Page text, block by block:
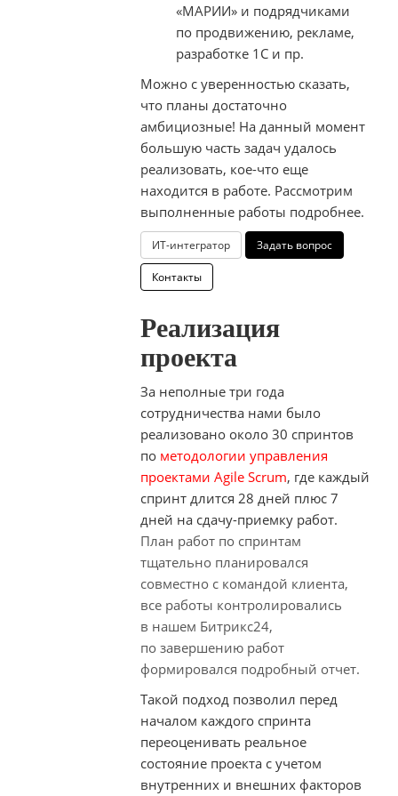
«МАРИИ» и подрядчиками
по продвижению, рекламе,
разработке 1С и пр.
Можно с уверенностью сказать,
что планы достаточно
амбициозные! На данный момент
большую часть задач удалось
реализовать, кое-что еще
находится в работе. Рассмотрим
выполненные работы подробнее.
ИТ-интегратор Задать вопрос
Контакты
Реализация
проекта
За неполные три года
сотрудничества нами было
реализовано около 30 спринтов
по методологии управления
проектами Agile Scrum, где каждый
спринт длится 28 дней плюс 7
дней на сдачу-приемку работ.
План работ по спринтам
тщательно планировался
совместно с командой клиента,
все работы контролировались
в нашем Битрикс24,
по завершению работ
формировался подробный отчет.
Такой подход позволил перед
началом каждого спринта
переоценивать реальное
состояние проекта с учетом
внутренних и внешних факторов